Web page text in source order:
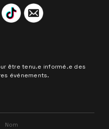
être tenu.e informé.e des
événements.